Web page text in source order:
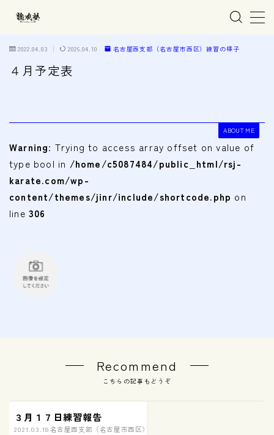
MENU
親子で学ぶ空手
練習会場
春日井市の道場
名古屋市西区の道場
清須市の道場
会費
塾長より
指導部紹介
2022.04.03 2026.04.10 名古屋西支部（名古屋市西区）練習の様子
４月予定表
ABOUT ME
Warning: Trying to access array offset on value of
type bool in /home/c5087484/public_html/rsj-
karate.com/wp-
content/themes/jinr/include/shortcode.php on
line 306
Recommend
こちらの記事もどうぞ
３月１７日練習報告
2021.03.18名古屋西支部（名古屋市西区）練習の様子